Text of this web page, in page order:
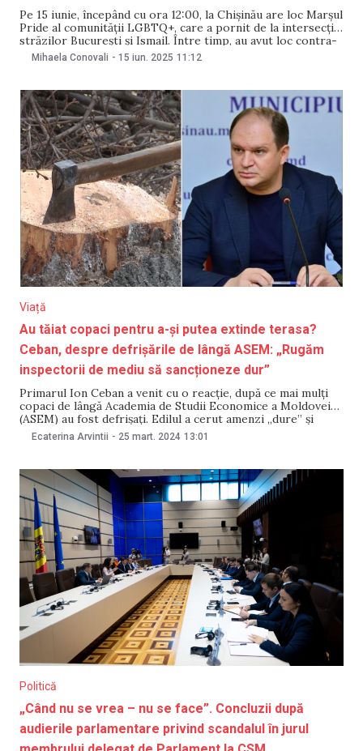
Pe 15 iunie, începând cu ora 12:00, la Chișinău are loc Marșul
Pride al comunității LGBTQ+, care a pornit de la intersecția
străzilor București și Ismail. Între timp, au avut loc contra-
manifestații. Partidul Socialiștilor din Republica Moldova
Mihaela Conovali - 15 iun. 2025 11:12
Viață
Au tăiat copaci pentru a-și putea extinde terasa?
Ceban, despre defrișările de lângă ASEM: „Rugăm
inspectorii de mediu să sancționeze dur”
Primarul Ion Ceban a venit cu o reacție, după ce mai mulți
copaci de lângă Academia de Studii Economice a Moldovei
(ASEM) au fost defrișați. Edilul a cerut amenzi „dure” și
înlocuirea arborilor tăiați cu alții „mari și sănătoși”.
Declarațiile au fost făcute în debutul ședinței din 25 martie,
Ecaterina Arvintii - 25 mart. 2024 13:01
Politică
„Când nu se vrea – nu se face”. Concluzii după
audierile parlamentare privind scandalul în jurul